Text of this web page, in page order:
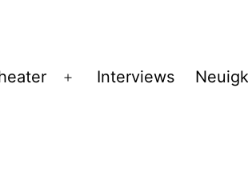
Menü
Interviews